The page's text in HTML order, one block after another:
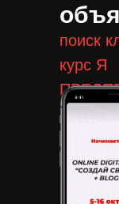
поиск
курс Я